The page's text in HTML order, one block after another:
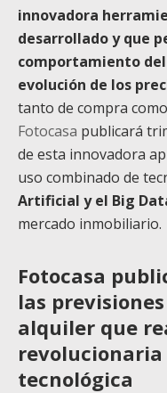
innovadora
desarrollado y que
comportamiento
evolución de los
tanto de compra
Fotocasa publicará
de esta innovadora
uso combinado de
Artificial y el Big
mercado inmobiliario.
Fotocasa
las
alquiler que
tecnológica